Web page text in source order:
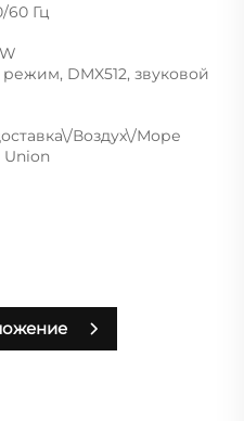
60 Гц
DMX512, звуковой
Воздух\/Море
Union